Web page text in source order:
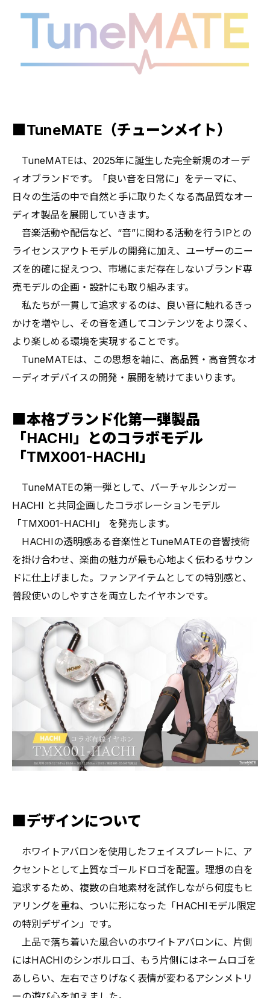
■TuneMATE（チューンメイト）
TuneMATEは、2025年に誕生した完全新規のオーデ
ィオブランドです。「良い音を日常に」をテーマに、
日々の生活の中で自然と手に取りたくなる高品質なオー
ディオ製品を展開していきます。
音楽活動や配信など、“音”に関わる活動を行うIPとの
ライセンスアウトモデルの開発に加え、ユーザーのニー
ズを的確に捉えつつ、市場にまだ存在しないブランド専
売モデルの企画・設計にも取り組みます。
私たちが一貫して追求するのは、良い音に触れるきっ
かけを増やし、その音を通してコンテンツをより深く、
より楽しめる環境を実現することです。
TuneMATEは、この思想を軸に、高品質・高音質なオ
ーディオデバイスの開発・展開を続けてまいります。
本格ブランド化第一弾製品
「HACHI」とのコラボモデル
「TMX001-HACHI」
TuneMATEの第一弾として、バーチャルシンガー
HACHI と共同企画したコラボレーションモデル
「TMX001-HACHI」 を発売します。
HACHIの透明感ある音楽性とTuneMATEの音響技術
を掛け合わせ、楽曲の魅力が最も心地よく伝わるサウン
ドに仕上げました。ファンアイテムとしての特別感と、
普段使いのしやすさを両立したイヤホンです。
■デザインについて
ホワイトアバロンを使用したフェイスプレートに、ア
クセントとして上質なゴールドロゴを配置。理想の白を
追求するため、複数の白地素材を試作しながら何度もヒ
アリングを重ね、ついに形になった「HACHIモデル限定
の特別デザイン」です。
上品で落ち着いた風合いのホワイトアバロンに、片側
にはHACHIのシンボルロゴ、もう片側にはネームロゴを
あしらい、左右でさりげなく表情が変わるアシンメトリ